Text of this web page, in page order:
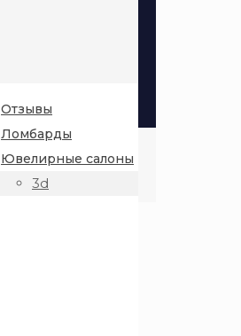
Отзывы
Ломбарды
Ювелирные салоны
3d